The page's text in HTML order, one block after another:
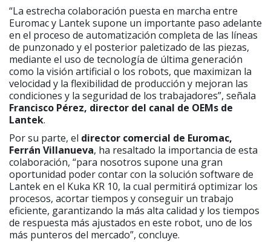
“La estrecha colaboración puesta en marcha entre
Euromac y Lantek supone un importante paso adelante
en el proceso de automatización completa de las líneas
de punzonado y el posterior paletizado de las piezas,
mediante el uso de tecnología de última generación
como la visión artificial o los robots, que maximizan la
velocidad y la flexibilidad de producción y mejoran las
condiciones y la seguridad de los trabajadores”, señala
Francisco Pérez, director del canal de OEMs de
Lantek.
Por su parte, el director comercial de Euromac,
Ferrán Villanueva, ha resaltado la importancia de esta
colaboración, “para nosotros supone una gran
oportunidad poder contar con la solución software de
Lantek en el Kuka KR 10, la cual permitirá optimizar los
procesos, acortar tiempos y conseguir un trabajo
eficiente, garantizando la más alta calidad y los tiempos
de respuesta más ajustados en este robot, uno de los
más punteros del mercado”, concluye.